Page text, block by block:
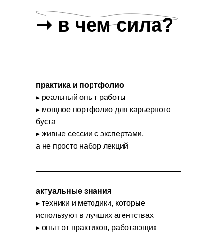
➝ в чем сила?
актуальные знания
▸ техники и методики, которые
используют в лучших агентствах
▸ опыт от практиков, работающих
практика и портфолио
▸ реальный опыт работы
▸ мощное портфолио для карьерного
буста
▸ живые сессии с экспертами,
а не просто набор лекций